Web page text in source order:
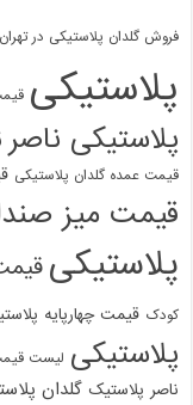
فروش گلدان پلاستیکی در تهران
پلاستیکی
پلاستیکی ناصر
قیمت عمده گلدان پلاستیکی
قیمت میز
پلاستیکی
کودک قیمت چهارپایه
پلاستیکی لیست
ناصر پلاستیک گلدان